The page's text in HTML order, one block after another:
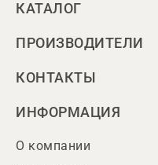
КАТАЛОГ
ПРОИЗВОДИТЕЛИ
КОНТАКТЫ
ИНФОРМАЦИЯ
О компании